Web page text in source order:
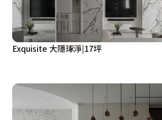
Exquisite 大隱琢淨|17坪